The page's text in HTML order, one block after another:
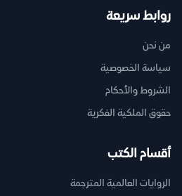
روابط سريعة
من نحن
سياسة الخصوصية
الشروط والأحكام
حقوق الملكية الفكرية
أقسام الكتب
الروايات العالمية المترجمة